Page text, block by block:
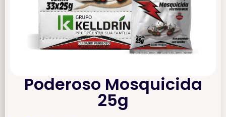
Poderoso Mosquicida
25g